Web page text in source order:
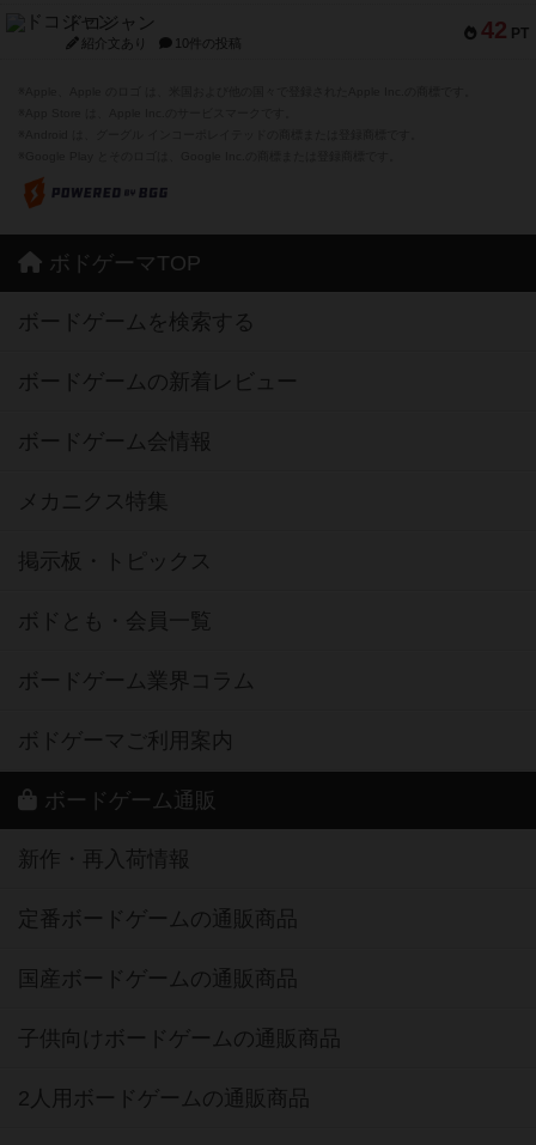
42 PT
ドコジャン
紹介文あり 10件の投稿
ボドゲーマTOP
ボードゲームを検索する
ボードゲームの新着レビュー
ボードゲーム会情報
メカニクス特集
掲示板・トピックス
ボドとも・会員一覧
ボードゲーム業界コラム
ボドゲーマご利用案内
ボードゲーム通販
新作・再入荷情報
定番ボードゲームの通販商品
国産ボードゲームの通販商品
子供向けボードゲームの通販商品
2人用ボードゲームの通販商品